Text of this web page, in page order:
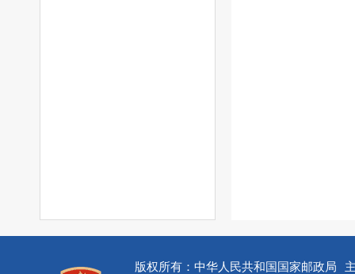
版权所有：中华人民共和国国家邮政局